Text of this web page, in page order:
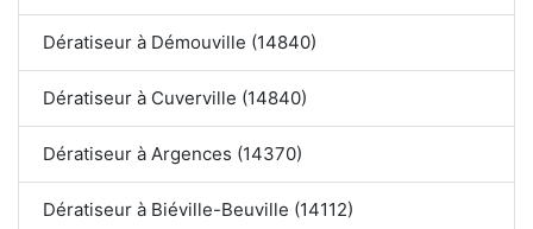
Dératiseur à Démouville (14840)
Dératiseur à Cuverville (14840)
Dératiseur à Argences (14370)
Dératiseur à Biéville-Beuville (14112)